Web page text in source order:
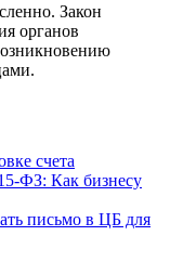
Закон
органов
счета
ФЗ: Как бизнесу
письмо в ЦБ для